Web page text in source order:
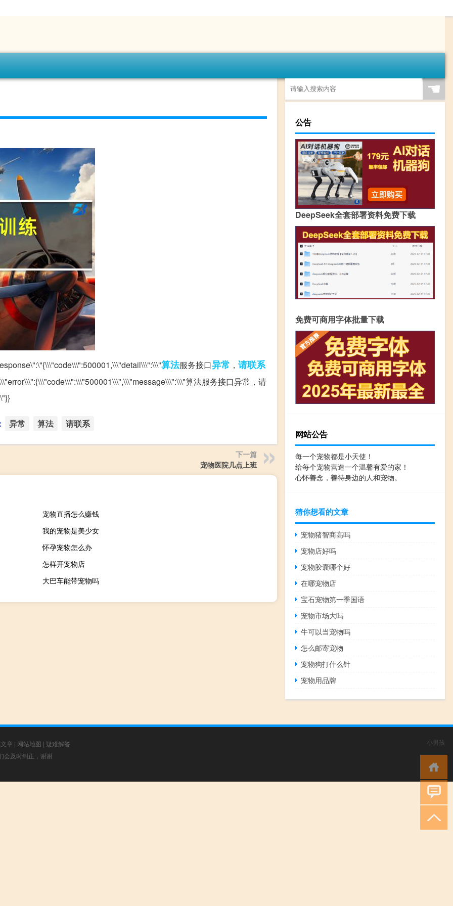
算法服务接口异常 ， 请联系
算法服务接口异常，请
异常 算法 请联系
下一篇
宠物医院几点上班
宠物直播怎么赚钱
我的宠物是美少女
怀孕宠物怎么办
怎样开宠物店
大巴车能带宠物吗
☚
公告
DeepSeek全套部署资料免费下载
免费可商用字体批量下载
网站公告
每一个宠物都是小天使！
给每个宠物营造一个温馨有爱的家！
心怀善念，善待身边的人和宠物。
猜你想看的文章
宠物猪智商高吗
宠物店好吗
宠物胶囊哪个好
在哪宠物店
宝石宠物第一季国语
宠物市场大吗
牛可以当宠物吗
怎么邮寄宠物
宠物狗打什么针
宠物用品牌
章 | 网站地图 | 疑难解答
会及时纠正，谢谢
小男孩